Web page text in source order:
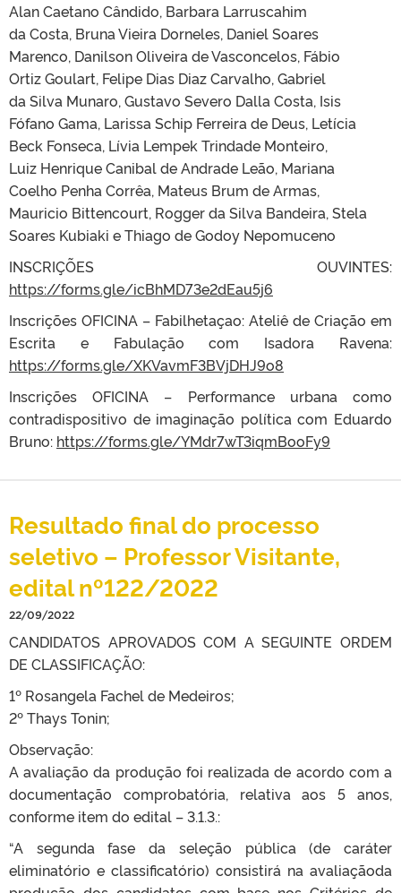
Alan Caetano Cândido, Barbara Larruscahim
da Costa, Bruna Vieira Dorneles, Daniel Soares
Marenco, Danilson Oliveira de Vasconcelos, Fábio
Ortiz Goulart, Felipe Dias Diaz Carvalho, Gabriel
da Silva Munaro, Gustavo Severo Dalla Costa, Isis
Fófano Gama, Larissa Schip Ferreira de Deus, Letícia
Beck Fonseca, Lívia Lempek Trindade Monteiro,
Luiz Henrique Canibal de Andrade Leão, Mariana
Coelho Penha Corrêa, Mateus Brum de Armas,
Mauricio Bittencourt, Rogger da Silva Bandeira, Stela
Soares Kubiaki e Thiago de Godoy Nepomuceno
INSCRIÇÕES OUVINTES:
https://forms.gle/icBhMD73e2dEau5j6
Inscrições OFICINA – Fabilhetaçao: Ateliê de Criação em
Escrita e Fabulação com Isadora Ravena:
https://forms.gle/XKVavmF3BVjDHJ9o8
Inscrições OFICINA – Performance urbana como
contradispositivo de imaginação política com Eduardo
Bruno: https://forms.gle/YMdr7wT3iqmBooFy9
Resultado final do processo
seletivo – Professor Visitante,
edital nº122/2022
22/09/2022
CANDIDATOS APROVADOS COM A SEGUINTE ORDEM
DE CLASSIFICAÇÃO:
1º Rosangela Fachel de Medeiros;
2º Thays Tonin;
Observação:
A avaliação da produção foi realizada de acordo com a
documentação comprobatória, relativa aos 5 anos,
conforme item do edital – 3.1.3.:
“A segunda fase da seleção pública (de caráter
eliminatório e classificatório) consistirá na avaliaçãoda